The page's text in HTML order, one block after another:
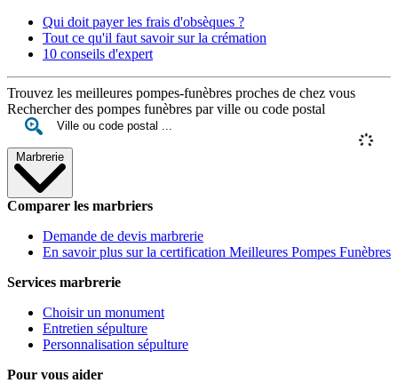
Qui doit payer les frais d'obsèques ?
Tout ce qu'il faut savoir sur la crémation
10 conseils d'expert
Trouvez les meilleures pompes-funèbres proches de chez vous
Rechercher des pompes funèbres par ville ou code postal
Marbrerie
Comparer les marbriers
Demande de devis marbrerie
En savoir plus sur la certification Meilleures Pompes Funèbres
Services marbrerie
Choisir un monument
Entretien sépulture
Personnalisation sépulture
Pour vous aider